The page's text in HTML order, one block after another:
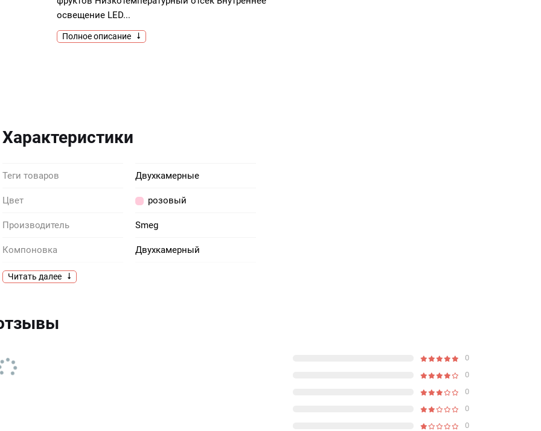
освещение LED...
Полное описание
Характеристики
Теги товаров Двухкамерные
Цвет розовый
Производитель Smeg
Компоновка Двухкамерный
Общий объем, л
Читать далее
0
0
0
0
0